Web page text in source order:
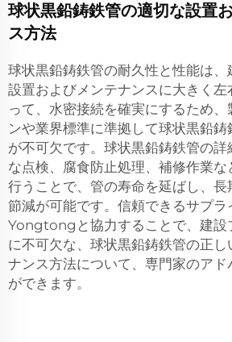
球状黒鉛鋳鉄管の適切な設置
ス方法
球状黒鉛鋳鉄管の耐久性と性能は
設置およびメンテナンスに大きく
って、水密接続を確実にするため、
ンや業界標準に準拠して球状黒鉛鋳
が不可欠です。球状黒鉛鋳鉄管の
な点検、腐食防止処理、補修作業
行うことで、管の寿命を延ばし、長
節減が可能です。信頼できるサプラ
Yongtongと協力することで、建設
に不可欠な、球状黒鉛鋳鉄管の正
ナンス方法について、専門家のアド
ができます。